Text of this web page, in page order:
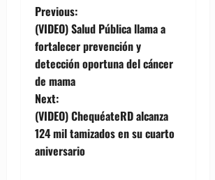
P
o
s
t
n
a
Previous:
(VIDEO) Salud Pública llama a
fortalecer prevención y
detección oportuna del cáncer
de mama
Next:
(VIDEO) ChequéateRD alcanza
124 mil tamizados en su cuarto
aniversario